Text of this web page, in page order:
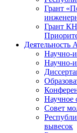
Грант
Грант
Деятельность
Научно-
Научно-
Научное
Совет
вывесок